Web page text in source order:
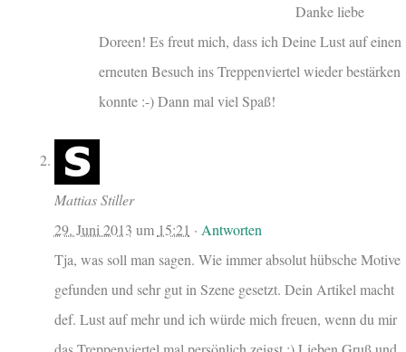
Danke liebe
Doreen! Es freut mich, dass ich Deine Lust auf einen
erneuten Besuch ins Treppenviertel wieder bestärken
konnte :-) Dann mal viel Spaß!
Mattias Stiller
29. Juni 2013 um 15:21 · Antworten
Tja, was soll man sagen. Wie immer absolut hübsche Motive
gefunden und sehr gut in Szene gesetzt. Dein Artikel macht
def. Lust auf mehr und ich würde mich freuen, wenn du mir